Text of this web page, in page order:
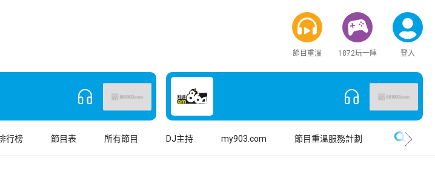
節目重溫 1872玩一陣 登入
行榜 節目表 所有節目 DJ主持 my903.com 節目重溫服務計劃